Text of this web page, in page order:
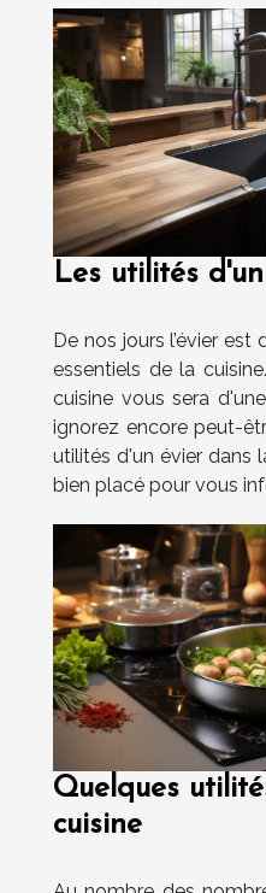
Les utilités
De nos jours l’évier
essentiels de la
cuisine vous sera
ignorez encore peut-
utilités d'un évier dans
bien placé pour vous
Quelques
cuisine